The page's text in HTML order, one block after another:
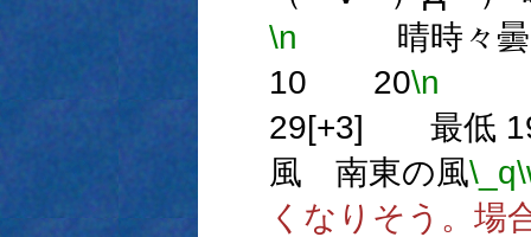
\n 晴時々
10 20\n
29[+3] 最低
風 南東の風\_q
くなりそう。場